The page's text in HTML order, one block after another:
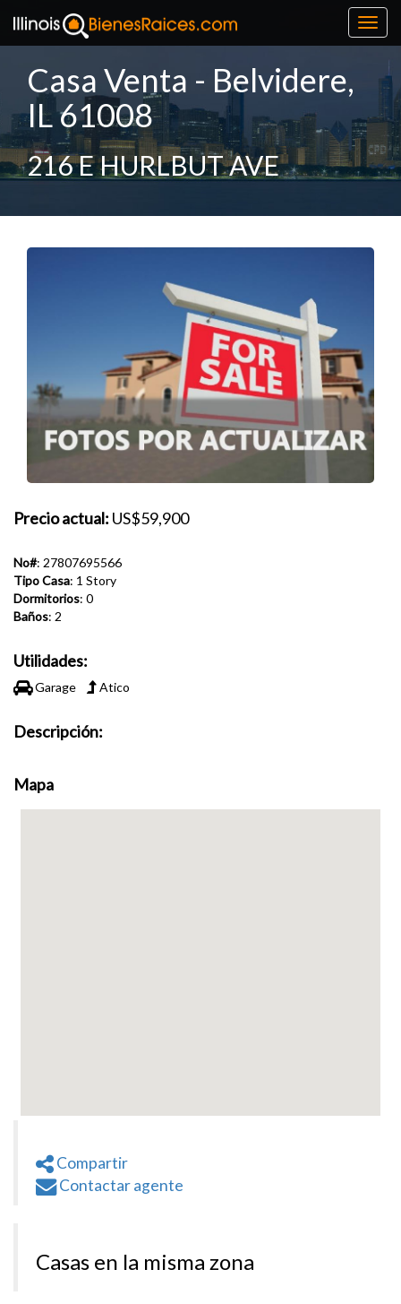
Casa Venta - Belvidere,
IL 61008
216 E HURLBUT AVE
Precio actual: US$59,900
No#: 27807695566
Tipo Casa: 1 Story
Dormitorios: 0
Baños: 2
Utilidades:
Garage Atico
Descripción:
Mapa
Compartir
Contactar agente
Casas en la misma zona